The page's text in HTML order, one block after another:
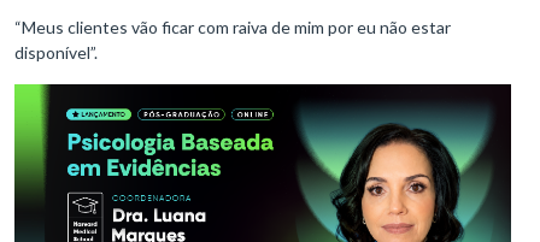
“Meus clientes vão ficar com raiva de mim por eu não estar
disponível”.